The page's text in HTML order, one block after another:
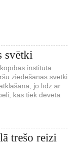
svētki
institūta
ziedēšanas svētki.
jo līdz ar
kas tiek dēvēta
trešo reizi